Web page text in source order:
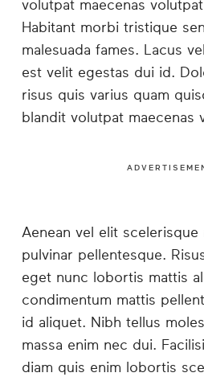
volutpat maecenas
Habitant morbi tristique
malesuada fames. Lacus
est velit egestas dui id.
risus quis varius quam
blandit volutpat maecenas
Aenean vel elit scelerisque
pulvinar pellentesque.
eget nunc lobortis mattis
condimentum mattis
id aliquet. Nibh tellus
massa enim nec dui.
diam quis enim lobortis